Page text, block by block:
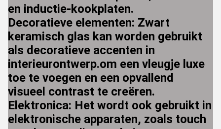
en inductie-kookplaten.
Decoratieve elementen: Zwart
keramisch glas kan worden gebruikt
als decoratieve accenten in
interieurontwerp.om een vleugje luxe
toe te voegen en een opvallend
visueel contrast te creëren.
Elektronica: Het wordt ook gebruikt in
elektronische apparaten, zoals touch